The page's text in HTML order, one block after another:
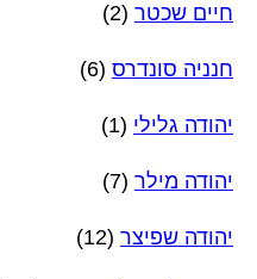
חיים שכטר (2)
חנניה סונדרס (6)
יהודה גלילי (1)
יהודה מילר (7)
יהודה שפיצר (12)